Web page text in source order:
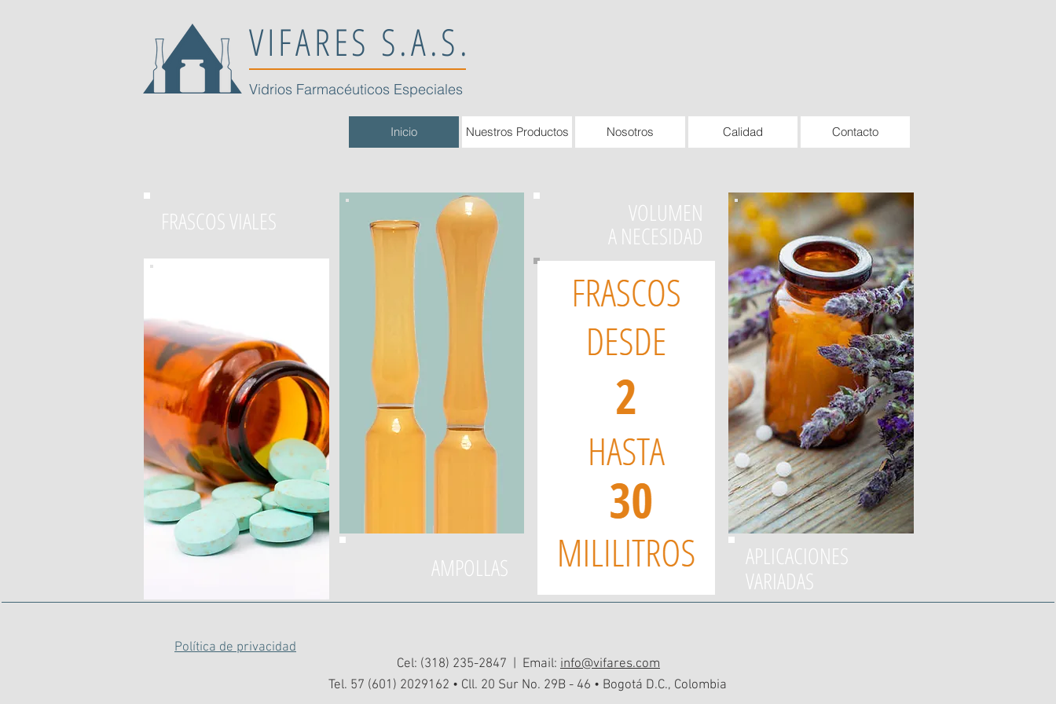
VIFARES S.A.S.
Vidrios Farmacéuticos Especiales
Inicio Nuestros Productos Nosotros Calidad Contacto
FRASCOS VIALES
AMPOLLAS
VOLUMEN
A NECESIDAD
APLICACIONES
VARIADAS
Política de privacidad
Cel: (318) 235-2847 | Email: info@vifares.com
Tel. 57 (601) 2029162 • Cll. 20 Sur No. 29B - 46 • Bogotá D.C., Colombia